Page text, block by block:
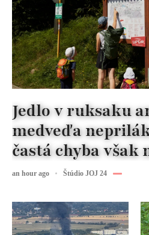
Jedlo v ruksaku
medveďa
častá chyba však
an hour ago Štúdio JOJ 24